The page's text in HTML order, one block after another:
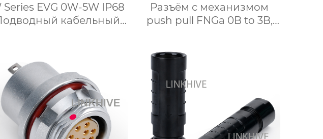
Series EVG 0W-5W IP68
кабельный
Разъём с механизмом
push pull FNGa 0B to 3B,
Металлические разъёмы,
Круглый разъём